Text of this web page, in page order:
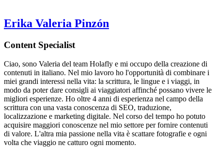
Erika Valeria Pinzón
Content Specialist
Ciao, sono Valeria del team Holafly e mi occupo della creazione di
contenuti in italiano. Nel mio lavoro ho l'opportunità di combinare i
miei grandi interessi nella vita: la scrittura, le lingue e i viaggi, in
modo da poter dare consigli ai viaggiatori affinché possano vivere le
migliori esperienze. Ho oltre 4 anni di esperienza nel campo della
scrittura con una vasta conoscenza di SEO, traduzione,
localizzazione e marketing digitale. Nel corso del tempo ho potuto
acquisire maggiori conoscenze nel mio settore per fornire contenuti
di valore. L'altra mia passione nella vita è scattare fotografie e ogni
volta che viaggio ne catturo ogni momento.